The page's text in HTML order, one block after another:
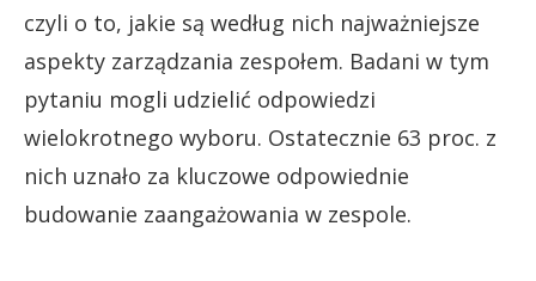
czyli o to, jakie są według nich najważniejsze
aspekty zarządzania zespołem. Badani w tym
pytaniu mogli udzielić odpowiedzi
wielokrotnego wyboru. Ostatecznie 63 proc. z
nich uznało za kluczowe odpowiednie
budowanie zaangażowania w zespole.